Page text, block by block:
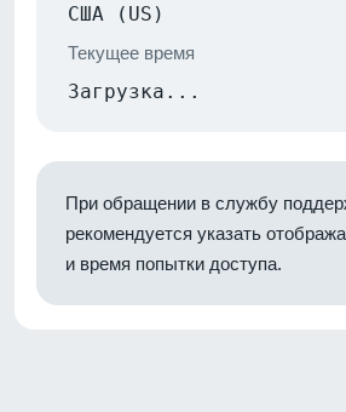
США (US)
Текущее время
Загрузка...
При обращении в службу
рекомендуется указать
и время попытки доступа.